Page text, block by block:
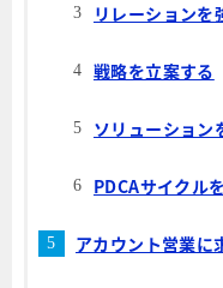
リレーションを
戦略を立案する
ソリューション
PDCAサイクル
アカウント営業に